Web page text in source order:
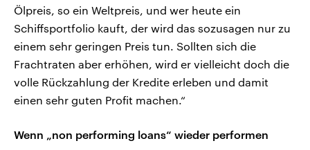
Ölpreis, so ein Weltpreis, und wer heute ein
Schiffsportfolio kauft, der wird das sozusagen nur zu
einem sehr geringen Preis tun. Sollten sich die
Frachtraten aber erhöhen, wird er vielleicht doch die
volle Rückzahlung der Kredite erleben und damit
einen sehr guten Profit machen.“
Wenn „non performing loans“ wieder performen